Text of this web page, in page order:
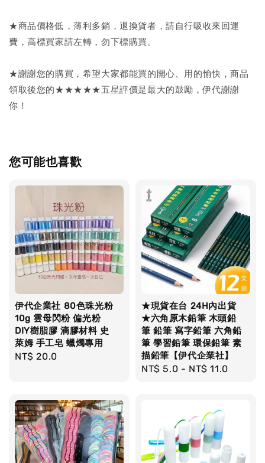
★商品價格低，薄利多銷，退換貨者，請自行吸收來回運
費，高標買家請左轉，勿下標購買。
★謝謝您的購買，希望大家都能買的開心、用的愉快，商品
領取後您的★★★★★五星評價是最大的鼓勵，伊代謝謝
你！
您可能也喜歡
伊代企業社 80色珠光粉
10g 雲母閃粉 偏光粉
DIY樹脂膠 滴膠材料 史
萊姆 手工皂 蠟燭專用
Regular
NT$ 20.0
★現貨在台 24H內出貨
★六角原木鉛筆 木頭鉛
筆 鉛筆 寫字鉛筆 六角鉛
筆 學習鉛筆 環保鉛筆 素
描鉛筆【伊代企業社】
Regular
NT$ 5.0 - NT$ 11.0